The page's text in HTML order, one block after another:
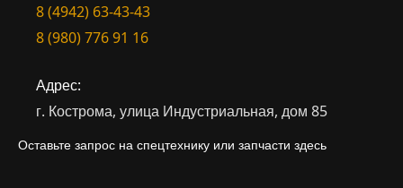
8 (4942) 63-43-43
8 (980) 776 91 16
Адрес:
г. Кострома, улица Индустриальная, дом 85
Оставьте запрос на спецтехнику или запчасти здесь